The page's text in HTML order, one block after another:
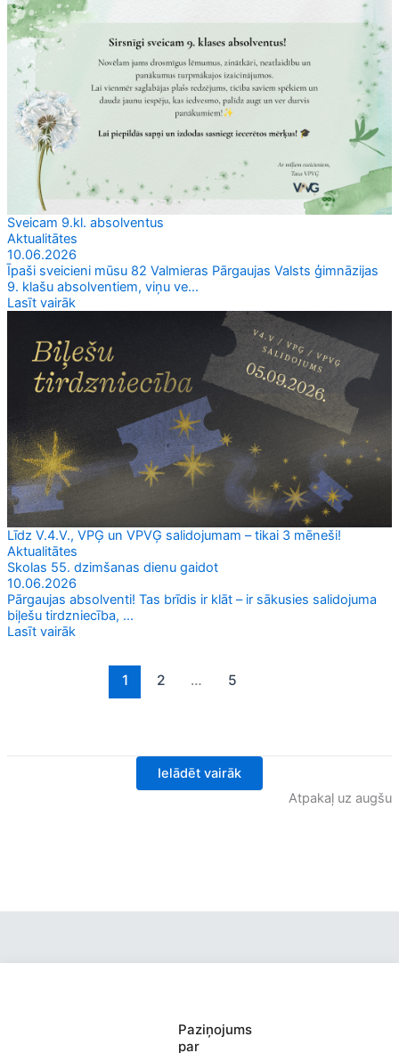
Paziņojums
par
Sveicam 9.kl. absolventus
Aktualitātes
10.06.2026
Īpaši sveicieni mūsu 82 Valmieras Pārgaujas Valsts ģimnāzijas
9. klašu absolventiem, viņu ve...
Lasīt vairāk
Līdz V.4.V., VPĢ un VPVĢ salidojumam – tikai 3 mēneši!
Aktualitātes
Skolas 55. dzimšanas dienu gaidot
10.06.2026
Pārgaujas absolventi! Tas brīdis ir klāt – ir sākusies salidojuma
biļešu tirdzniecība, ...
Lasīt vairāk
1 2 … 5
Ielādēt vairāk
Atpakaļ uz augšu
Valmieras Pārgaujas Valsts